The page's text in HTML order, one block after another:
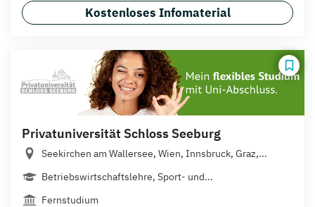
Kostenloses Infomaterial
Privatuniversität Schloss Seeburg
Seekirchen am Wallersee, Wien, Innsbruck, Graz,...
Betriebswirtschaftslehre, Sport- und...
Fernstudium